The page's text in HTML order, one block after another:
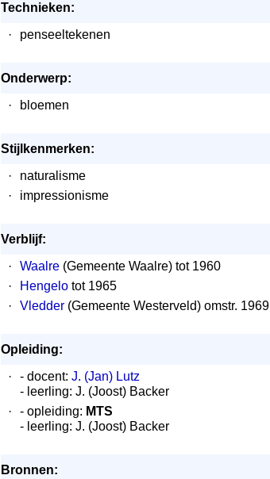
Technieken:
·
penseeltekenen
Onderwerp:
·
bloemen
Stijlkenmerken:
·
naturalisme
·
impressionisme
Verblijf:
·
Waalre (Gemeente Waalre) tot 1960
·
Hengelo tot 1965
·
Vledder (Gemeente Westerveld) omstr. 1969
Opleiding:
·
- docent: J. (Jan) Lutz
- leerling: J. (Joost) Backer
·
- opleiding: MTS
- leerling: J. (Joost) Backer
Bronnen: